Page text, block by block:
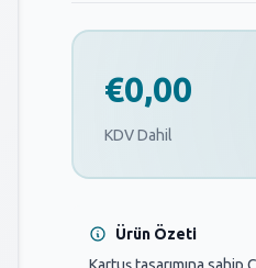
€0,00
KDV Dahil
Ürün Özeti